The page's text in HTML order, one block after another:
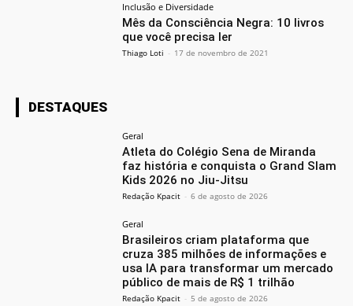
Inclusão e Diversidade
Mês da Consciência Negra: 10 livros
que você precisa ler
Thiago Loti - 17 de novembro de 2021
DESTAQUES
Geral
Atleta do Colégio Sena de Miranda
faz história e conquista o Grand Slam
Kids 2026 no Jiu-Jitsu
Redação Kpacit - 6 de agosto de 2026
Geral
Brasileiros criam plataforma que
cruza 385 milhões de informações e
usa IA para transformar um mercado
público de mais de R$ 1 trilhão
Redação Kpacit - 5 de agosto de 2026